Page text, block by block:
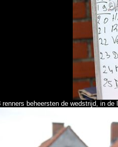
renners beheersten de wedstrijd, in